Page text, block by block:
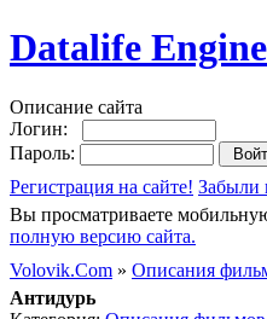
Datalife
Описание сайта
Логин:
Пароль:
Регистрация на сайте! Забыли
Вы просматриваете
полную версию сайта.
Volovik.Com » Описания
Антидурь